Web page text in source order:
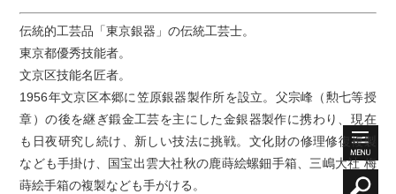
伝統的工芸品「東京銀器」の伝統工芸士。
東京都優秀技能者。
文京区技能名匠者。
1956年文京区本郷に笠原銀器製作所を設立。父宗峰（勲七等授
章）の後を継ぎ鍛金工芸を主にした金銀器製作に携わり、 現在
も日夜研究し続け、新しい技法に挑戦。 文化財の修理修復複製
なども手掛け、国宝出雲大社秋の鹿蒔絵螺鈿手箱、三嶋大社 梅
蒔絵手箱の複製なども手がける。